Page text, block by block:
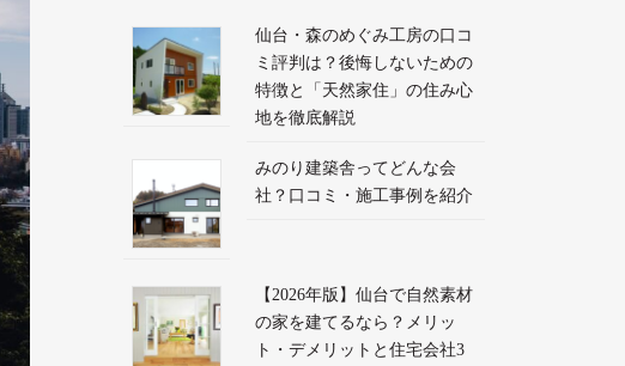
仙台・森のめぐみ工房の口コ
ミ評判は？後悔しないための
特徴と「天然家住」の住み心
地を徹底解説
みのり建築舎ってどんな会
社？口コミ・施工事例を紹介
【2026年版】仙台で自然素材
の家を建てるなら？メリッ
ト・デメリットと住宅会社3